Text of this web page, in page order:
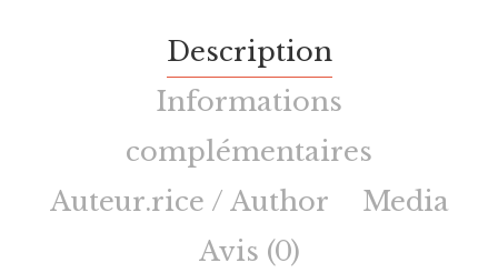
Description
Informations
complémentaires
Auteur.rice / Author
Media
Avis (0)